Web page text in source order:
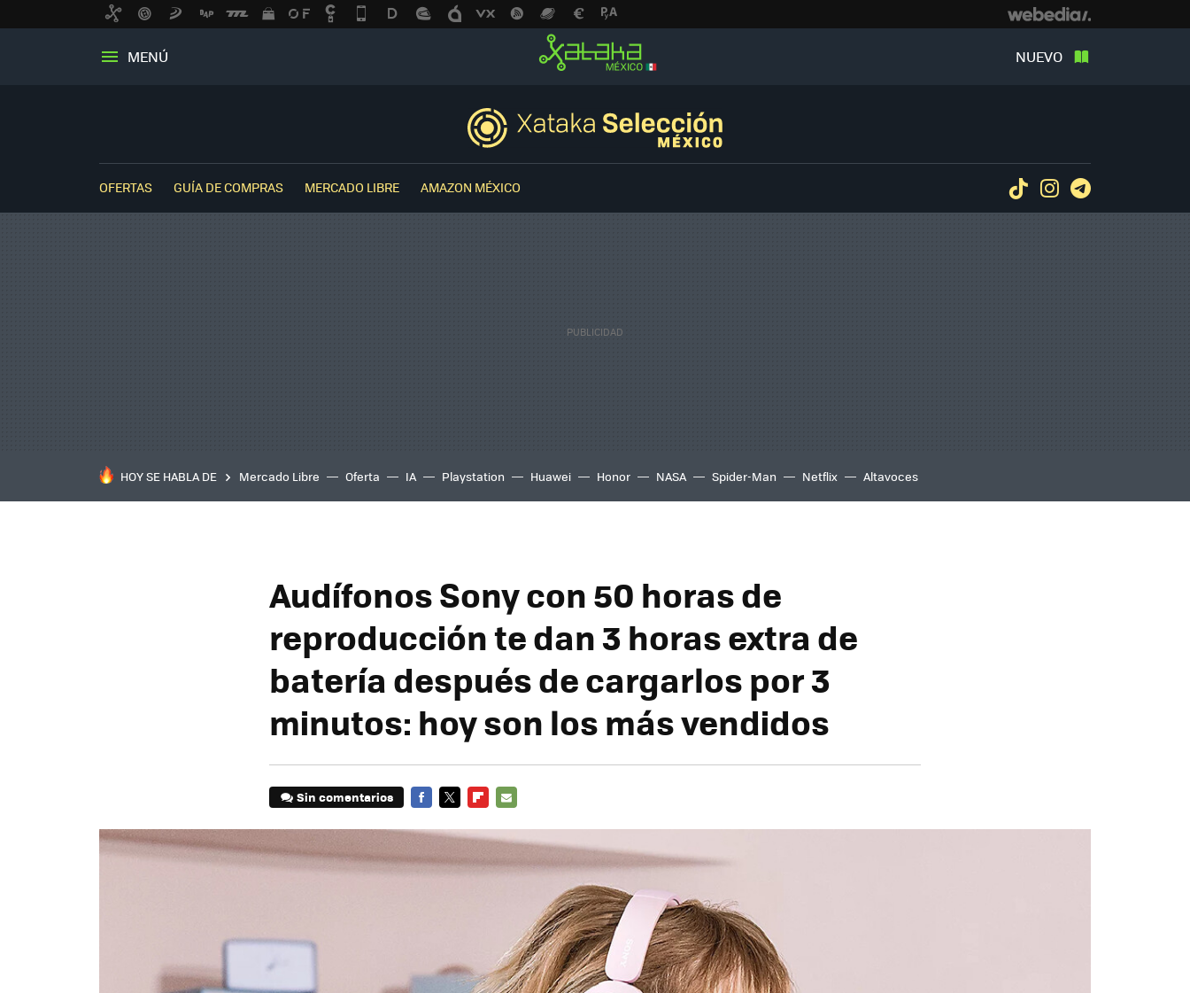
MENÚ NUEVO
OFERTAS GUÍA DE COMPRAS MERCADO LIBRE AMAZON MÉXICO TiktokInstagram
HOY SE HABLA DE Mercado Libre Oferta IA Playstation Huawei Honor NASA Spider-Man Netflix Altavoces
Audífonos Sony con 50 horas de
reproducción te dan 3 horas extra de
batería después de cargarlos por 3
minutos: hoy son los más vendidos
Sin comentarios
MAIL